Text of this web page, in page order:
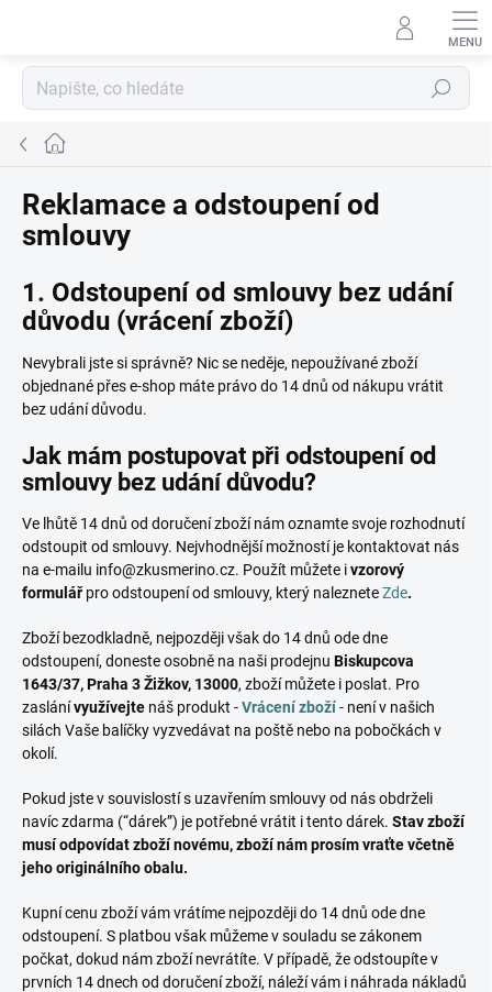
Hledat
Domů
Reklamace a odstoupení od
smlouvy
1. Odstoupení od smlouvy bez udání
důvodu (vrácení zboží)
Nevybrali jste si správně? Nic se neděje, nepoužívané zboží
objednané přes e-shop máte právo do 14 dnů od nákupu vrátit
bez udání důvodu.
Jak mám postupovat při odstoupení od
smlouvy bez udání důvodu?
Ve lhůtě 14 dnů od doručení zboží nám oznamte svoje rozhodnutí
odstoupit od smlouvy. Nejvhodnější možností je kontaktovat nás
na e-mailu info@zkusmerino.cz. Použít můžete ivzorový
formulář pro odstoupení od smlouvy, který nalezneteZde.
Zboží bezodkladně, nejpozději však do 14 dnů ode dne
odstoupení, doneste osobně na naši prodejnu Biskupcova
1643/37, Praha 3 Žižkov, 13000, zboží můžete i poslat. Pro
zaslánívyužívejte náš produkt -Vrácení zboží- není v našich
silách Vaše balíčky vyzvedávat na poště nebo na pobočkách v
okolí.
Pokud jste v souvislostí s uzavřením smlouvy od nás obdrželi
navíc zdarma (“dárek”) je potřebné vrátit i tento dárek. Stav zboží
musí odpovídat zboží novému, zboží nám prosím vraťte včetně
jeho originálního obalu.
Kupní cenu zboží vám vrátíme nejpozději do 14 dnů ode dne
odstoupení. S platbou však můžeme v souladu se zákonem
počkat, dokud nám zboží nevrátíte. V případě, že odstoupíte v
prvních 14 dnech od doručení zboží, náleží vám i náhrada nákladů